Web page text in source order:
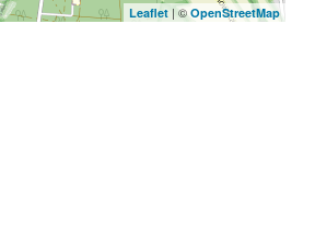
Leaflet| ©OpenStreetMap